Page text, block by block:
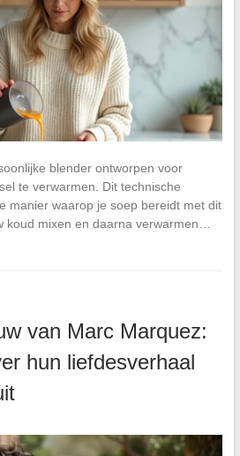
blender ontworpen voor
te verwarmen. Dit technische
manier waarop je soep bereidt met dit
koud mixen en daarna verwarmen…
van Marc Marquez:
hun liefdesverhaal